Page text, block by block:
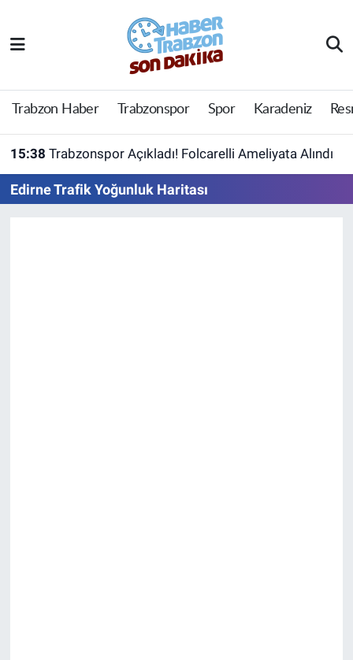
Trabzon Haber Trabzonspor Spor Karadeniz
15:38 Trabzonspor Açıkladı! Folcarelli Ameliyata Alındı
Edirne Trafik Yoğunluk Haritası
Trabzon Haber
Trabzonspor
Karadeniz
Trabzon Nöbetçi Eczaneler
Trabzon Hava Durumu
Trabzon Trafik Yoğunluk Haritası